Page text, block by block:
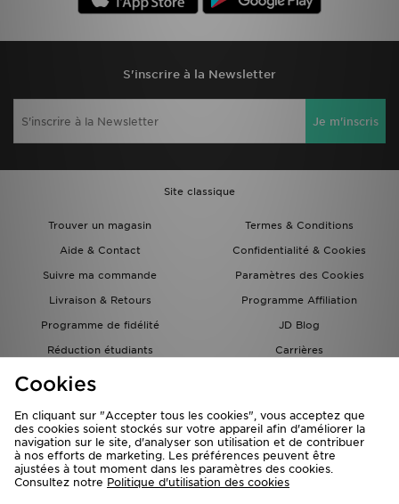
S'inscrire à la Newsletter
Je m'inscris
Site classique
Trouver un magasin
Termes & Conditions
Aide & Contact
Confidentialité & Cookies
Suivre ma commande
Paramètres des Cookies
Livraison & Retours
Programme Affiliation
Programme de fidélité
JD Blog
Réduction étudiants
Carrières
Carte Cadeau
Cookies
En cliquant sur "Accepter tous les cookies", vous acceptez que
des cookies soient stockés sur votre appareil afin d'améliorer la
navigation sur le site, d'analyser son utilisation et de contribuer
à nos efforts de marketing. Les préférences peuvent être
ajustées à tout moment dans les paramètres des cookies.
Consultez notre Politique d'utilisation des cookies